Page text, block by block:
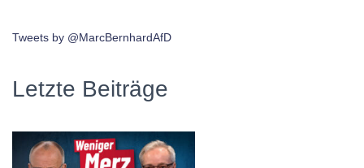
Tweets by @MarcBernhardAfD
Letzte Beiträge